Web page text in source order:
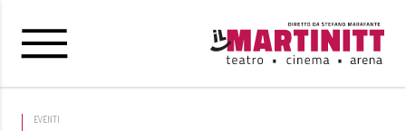
EVENTI